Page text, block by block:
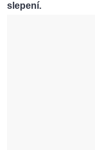
slepení.